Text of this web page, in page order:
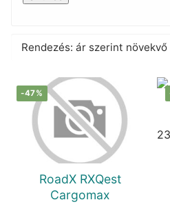
-47%
RoadX RXQest
Cargomax